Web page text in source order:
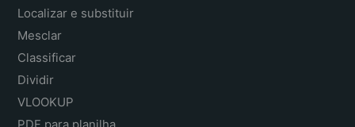
Localizar e substituir
Mesclar
Classificar
Dividir
VLOOKUP